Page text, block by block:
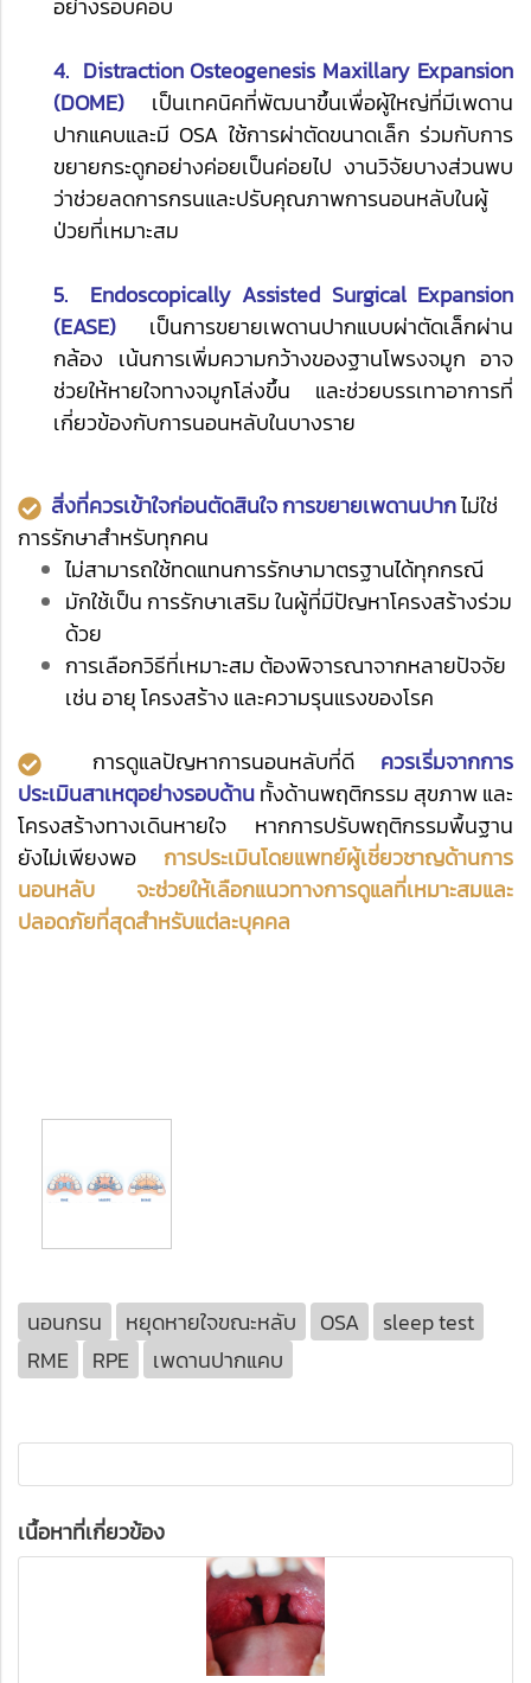
อย่างรอบคอบ
4. Distraction Osteogenesis Maxillary Expansion
(DOME) เป็นเทคนิคที่พัฒนาขึ้นเพื่อผู้ใหญ่ที่มีเพดาน
ปากแคบและมี OSA ใช้การผ่าตัดขนาดเล็ก ร่วมกับการ
ขยายกระดูกอย่างค่อยเป็นค่อยไป งานวิจัยบางส่วนพบ
ว่าช่วยลดการกรนและปรับคุณภาพการนอนหลับในผู้
ป่วยที่เหมาะสม
5. Endoscopically Assisted Surgical Expansion
(EASE) เป็นการขยายเพดานปากแบบผ่าตัดเล็กผ่าน
กล้อง เน้นการเพิ่มความกว้างของฐานโพรงจมูก อาจ
ช่วยให้หายใจทางจมูกโล่งขึ้น และช่วยบรรเทาอาการที่
เกี่ยวข้องกับการนอนหลับในบางราย
สิ่งที่ควรเข้าใจก่อนตัดสินใจ การขยายเพดานปากไม่ใช่
การรักษาสำหรับทุกคน
ไม่สามารถใช้ทดแทนการรักษามาตรฐานได้ทุกกรณี
มักใช้เป็น การรักษาเสริม ในผู้ที่มีปัญหาโครงสร้างร่วม
ด้วย
การเลือกวิธีที่เหมาะสม ต้องพิจารณาจากหลายปัจจัย
เช่น อายุ โครงสร้าง และความรุนแรงของโรค
การดูแลปัญหาการนอนหลับที่ดี ควรเริ่มจากการ
ประเมินสาเหตุอย่างรอบด้านทั้งด้านพฤติกรรม สุขภาพ และ
โครงสร้างทางเดินหายใจ หากการปรับพฤติกรรมพื้นฐาน
ยังไม่เพียงพอ การประเมินโดยแพทย์ผู้เชี่ยวชาญด้านการ
นอนหลับ จะช่วยให้เลือกแนวทางการดูแลที่เหมาะสมและ
ปลอดภัยที่สุดสำหรับแต่ละบุคคล
นอนกรน หยุดหายใจขณะหลับ OSA
sleep test
RME
RPE เพดานปากแคบ
เนื้อหาที่เกี่ยวข้อง